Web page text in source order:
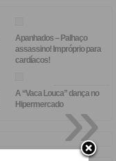
Apanhados – Palhaço
assassino! Impróprio para
cardíacos!
A “Vaca Louca” dança no
Hipermercado»